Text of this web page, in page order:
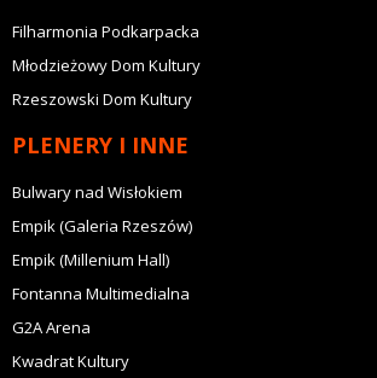
Filharmonia Podkarpacka
Młodzieżowy Dom Kultury
Rzeszowski Dom Kultury
PLENERY I INNE
Bulwary nad Wisłokiem
Empik (Galeria Rzeszów)
Empik (Millenium Hall)
Fontanna Multimedialna
G2A Arena
Kwadrat Kultury